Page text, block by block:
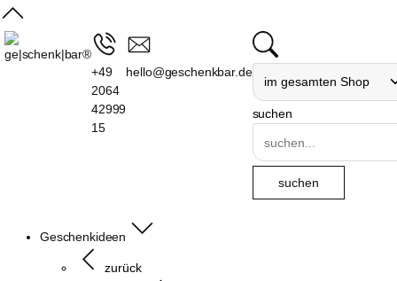
+49
2064
42999
15
hello@geschenkbar.de
suchen
Geschenkideen
zurück